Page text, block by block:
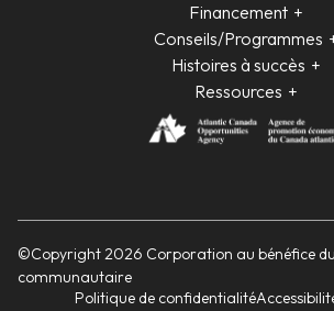
Financement
Conseils/Programmes
Histoires à succès
Ressources
©Copyright 2026 Corporation au bénéfice
communautaire
Politique de confidentialité